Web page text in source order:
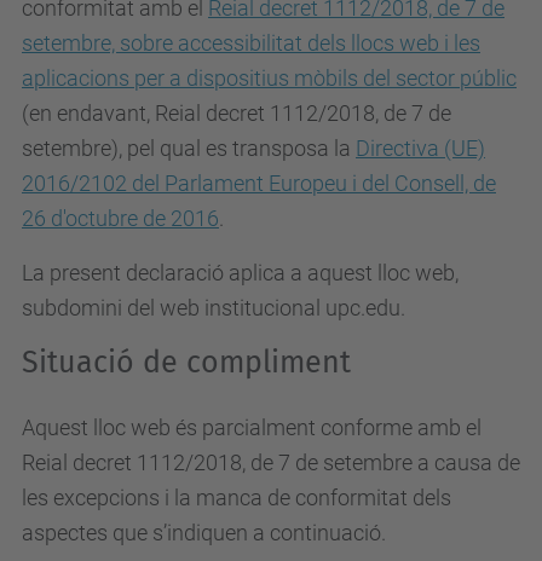
conformitat amb el Reial decret 1112/2018, de 7 de
setembre, sobre accessibilitat dels llocs web i les
aplicacions per a dispositius mòbils del sector públic
(en endavant, Reial decret 1112/2018, de 7 de
setembre), pel qual es transposa la Directiva (UE)
2016/2102 del Parlament Europeu i del Consell, de
26 d'octubre de 2016
La present declaració aplica a aquest lloc web,
subdomini del web institucional upc.edu.
Situació de compliment
Aquest lloc web és parcialment conforme amb el
Reial decret 1112/2018, de 7 de setembre a causa de
les excepcions i la manca de conformitat dels
aspectes que s’indiquen a continuació.